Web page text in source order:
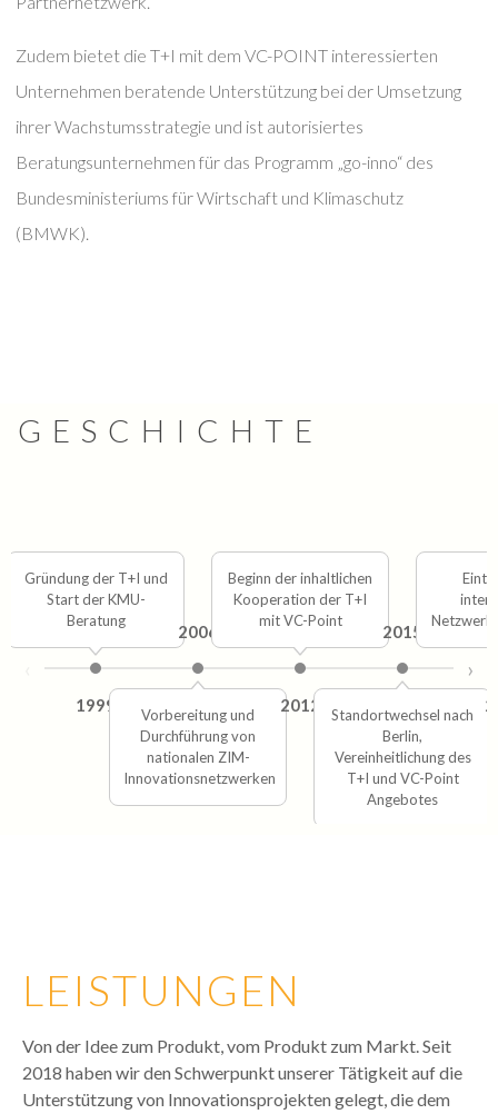
Zudem bietet die T+I mit dem VC-POINT interessierten
Unternehmen beratende Unterstützung bei der Umsetzung
ihrer Wachstumsstrategie und ist autorisiertes
Beratungsunternehmen für das Programm „go-inno“ des
Bundesministeriums für Wirtschaft und Klimaschutz
(BMWK).
GESCHICHTE
Gründung der T+I und
Start der KMU-
Beratung
1999
2006
Vorbereitung und
Durchführung von
nationalen ZIM-
Innovationsnetzwerken
Beginn der inhaltlichen
Kooperation der T+I
mit VC-Point
2012
2015
Standortwechsel nach
Berlin,
Vereinheitlichung des
T+I und VC-Point
Angebotes
›
LEISTUNGEN
Von der Idee zum Produkt, vom Produkt zum Markt. Seit
2018 haben wir den Schwerpunkt unserer Tätigkeit auf die
Unterstützung von Innovationsprojekten gelegt, die dem